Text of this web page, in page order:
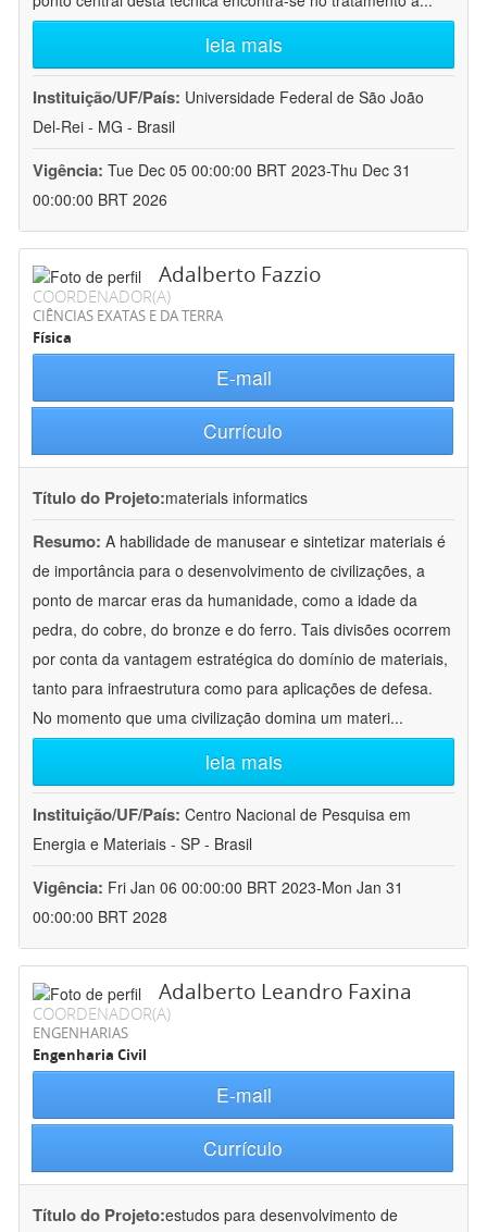
leia mais
Instituição/UF/País: Universidade Federal de São João
Del-Rei - MG - Brasil
Vigência: Tue Dec 05 00:00:00 BRT 2023-Thu Dec 31
00:00:00 BRT 2026
Adalberto Fazzio
COORDENADOR(A)
CIÊNCIAS EXATAS E DA TERRA
Física
E-mail
Currículo
Título do Projeto:materials informatics
Resumo: A habilidade de manusear e sintetizar materiais é
de importância para o desenvolvimento de civilizações, a
ponto de marcar eras da humanidade, como a idade da
pedra, do cobre, do bronze e do ferro. Tais divisões ocorrem
por conta da vantagem estratégica do domínio de materiais,
tanto para infraestrutura como para aplicações de defesa.
No momento que uma civilização domina um materi...
leia mais
Instituição/UF/País: Centro Nacional de Pesquisa em
Energia e Materiais - SP - Brasil
Vigência: Fri Jan 06 00:00:00 BRT 2023-Mon Jan 31
00:00:00 BRT 2028
Adalberto Leandro Faxina
COORDENADOR(A)
ENGENHARIAS
Engenharia Civil
E-mail
Currículo
Título do Projeto:estudos para desenvolvimento de